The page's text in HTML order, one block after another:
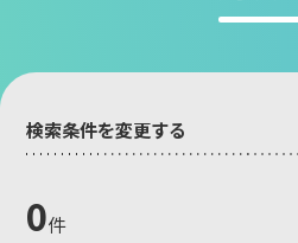
検索条件を変更する
0件